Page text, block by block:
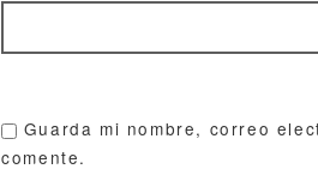
Guarda mi nombre, correo
comente.